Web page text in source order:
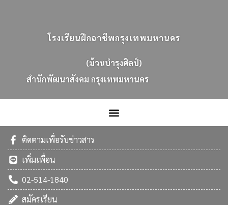
โรงเรียนฝึกอาชีพกรุงเทพมหานคร
(ม้วนบำรุงศิลป์)
สนกพฒนาสงคม กรงเทพมหานคร
ติดตามเพื่อรับข่าวสาร
เพิ่มเพื่อน
02-514-1840
สมัครเรียน